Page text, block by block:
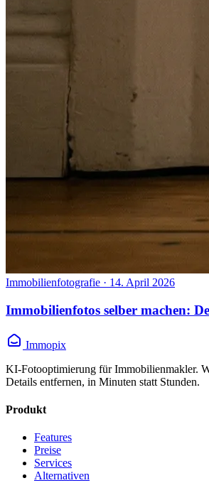
Immobilienfotografie · 14. April 2026
Immobilienfotos selber machen:
Immopix
KI-Fotooptimierung für Immobilienmakler.
Details entfernen, in Minuten statt Stunden.
Produkt
Features
Preise
Services
Alternativen